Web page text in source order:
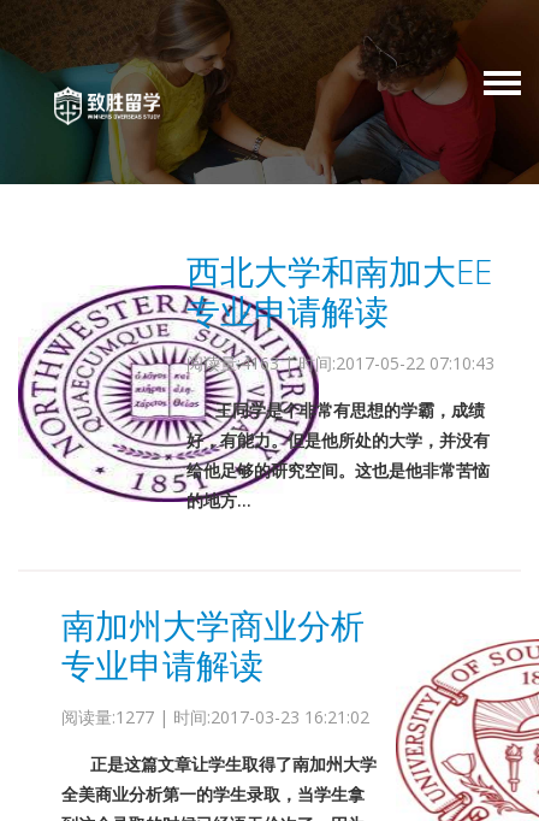
西北大学和南加大EE
专业申请解读
阅读量:4163 | 时间:2017-05-22 07:10:43
王同学是个非常有思想的学霸，成绩
好，有能力。但是他所处的大学，并没有
给他足够的研究空间。这也是他非常苦恼
的地方...
南加州大学商业分析
专业申请解读
阅读量:1277 | 时间:2017-03-23 16:21:02
正是这篇文章让学生取得了南加州大学
全美商业分析第一的学生录取，当学生拿